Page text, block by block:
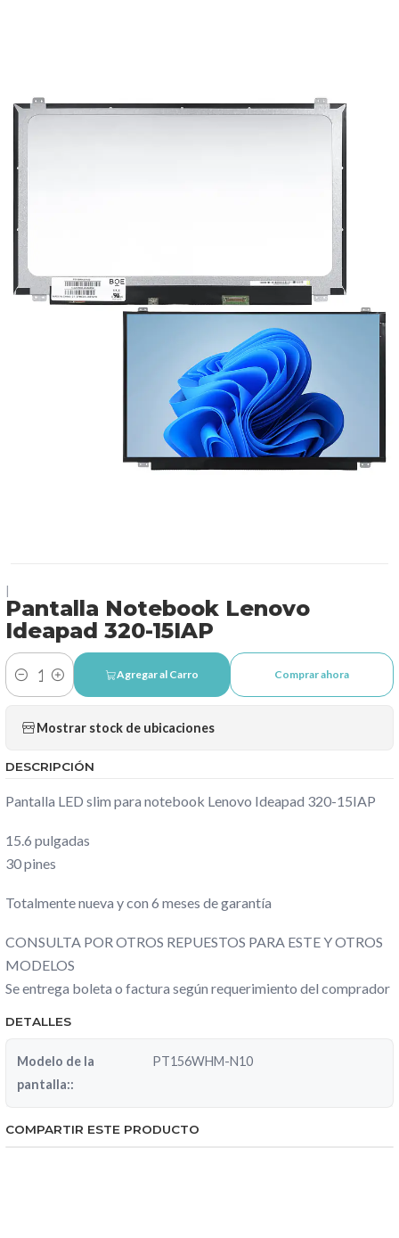
Pantalla Notebook Lenovo
Ideapad 320-15IAP
Cantidad
Agregar al Carro Comprar ahora
Mostrar stock de ubicaciones
DESCRIPCIÓN
Pantalla LED slim para notebook Lenovo Ideapad 320-15IAP
15.6 pulgadas
30 pines
Totalmente nueva y con 6 meses de garantía
CONSULTA POR OTROS REPUESTOS PARA ESTE Y OTROS
MODELOS
Se entrega boleta o factura según requerimiento del comprador
DETALLES
Modelo de la
pantalla::
PT156WHM-N10
COMPARTIR ESTE PRODUCTO